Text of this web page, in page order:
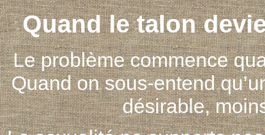
Quand le talon
Le problème commence
Quand on sous-entend
désirable,